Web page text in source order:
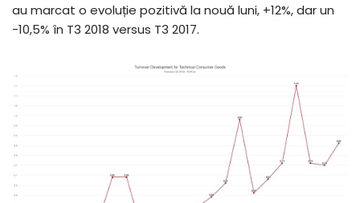
au marcat o evoluție pozitivă la nouă luni, +12%, dar un
-10,5% în T3 2018 versus T3 2017.